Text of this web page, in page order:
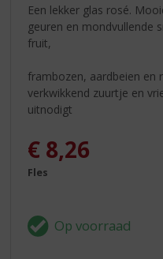
Een lekker glas rosé.
geuren en mondvullende
fruit,
frambozen, aardbeien en
verkwikkend zuurtje en
uitnodigt
€ 8,26
Fles